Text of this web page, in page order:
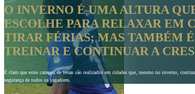
O INVERNO É UMA ALTURA
ESCOLHE PARA RELAXAR EM
TIRAR FÉRIAS; MAS TAMBÉM
TREINAR E CONTINUAR A
É claro que estes campos de férias são realizados em cidades que, mesmo no inverno,
segurança de todos os jogadores.